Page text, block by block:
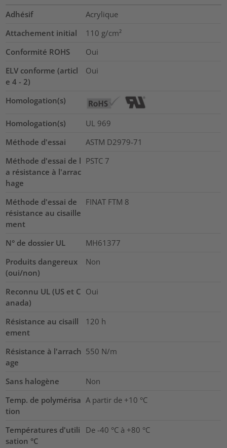
Adhésif
Acrylique
Attachement initial
110 g/cm²
Conformité ROHS
Oui
ELV conforme (articl
e 4 - 2)
Oui
Homologation(s)
Homologation(s)
UL 969
Méthode d'essai
ASTM D2979-71
Méthode d'essai de l
a résistance à l'arrac
hage
PSTC 7
Méthode d'essai de
résistance au cisaille
ment
FINAT FTM 8
N° de dossier UL
MH61377
Produits dangereux
(oui/non)
Non
Reconnu UL (US et C
anada)
Oui
Résistance au cisaill
ement
120 h
Résistance à l'arrach
age
550 N/m
Sans halogène
Non
Temp. de polymérisa
tion
A partir de +10 °C
Températures d'utili
sation °C
De -40 °C à +80 °C